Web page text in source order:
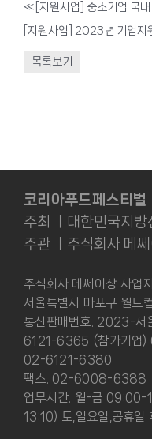
«
목록보기
코리아푸드페스티벌
주최 ㅣ대한민국지방
주관 ㅣ주식회사 메
주식회사 메쎄이상 사
서울특별시 마포구 월드
통신판매번호. 2023-
6121-6365 (참가기업
02-6121-6380
팩스. 02-6008-6388
업무시간. 월-금 09:00-
13:10) 토,일요일,공휴일